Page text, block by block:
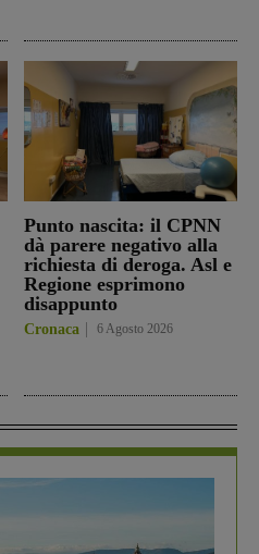
Punto nascita: il CPNN
dà parere negativo alla
richiesta di deroga. Asl e
Regione esprimono
disappunto
Cronaca 6 Agosto 2026